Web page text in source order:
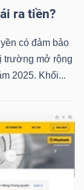
ra tiền?
có đảm bảo
trường mở rộng
2025. Khối...